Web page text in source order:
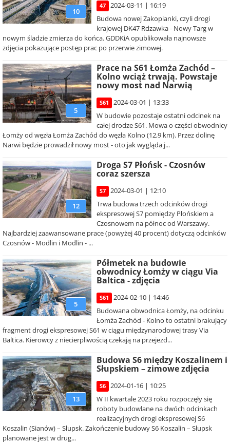
10
47
2024-03-11 | 16:19
Budowa nowej Zakopianki, czyli drogi
krajowej DK47 Rdzawka - Nowy Targ w
nowym śladzie zmierza do końca. GDDKiA opublikowała najnowsze
zdjęcia pokazujące postęp prac po przerwie zimowej.
5
Prace na S61 Łomża Zachód –
Kolno wciąż trwają. Powstaje
nowy most nad Narwią
S61
2024-03-01 | 13:33
W budowie pozostaje ostatni odcinek na
całej drodze S61. Mowa o części obwodnicy
Łomży od węzła Łomża Zachód do węzła Kolno (12,9 km). Przez dolinę
Narwi będzie prowadził nowy most - oto jak wygląda j...
12
Droga S7 Płońsk - Czosnów
coraz szersza
S7
2024-03-01 | 12:10
Trwa budowa trzech odcinków drogi
ekspresowej S7 pomiędzy Płońskiem a
Czosnowem na północ od Warszawy.
Najbardziej zaawansowane prace (powyżej 40 procent) dotyczą odcinków
Czosnów - Modlin i Modlin - ...
5
Półmetek na budowie
obwodnicy Łomży w ciągu Via
Baltica - zdjęcia
S61
2024-02-10 | 14:46
Budowana obwodnica Łomży, na odcinku
Łomża Zachód - Kolno to ostatni brakujący
fragment drogi ekspresowej S61 w ciągu międzynarodowej trasy Via
Baltica. Kierowcy z niecierpliwością czekają na przejezd...
13
Budowa S6 między Koszalinem i
Słupskiem – zimowe zdjęcia
S6
2024-01-16 | 10:25
W II kwartale 2023 roku rozpoczęły się
roboty budowlane na dwóch odcinkach
realizacyjnych drogi ekspresowej S6
Koszalin (Sianów) – Słupsk. Zakończenie budowy S6 Koszalin – Słupsk
planowane jest w drug...